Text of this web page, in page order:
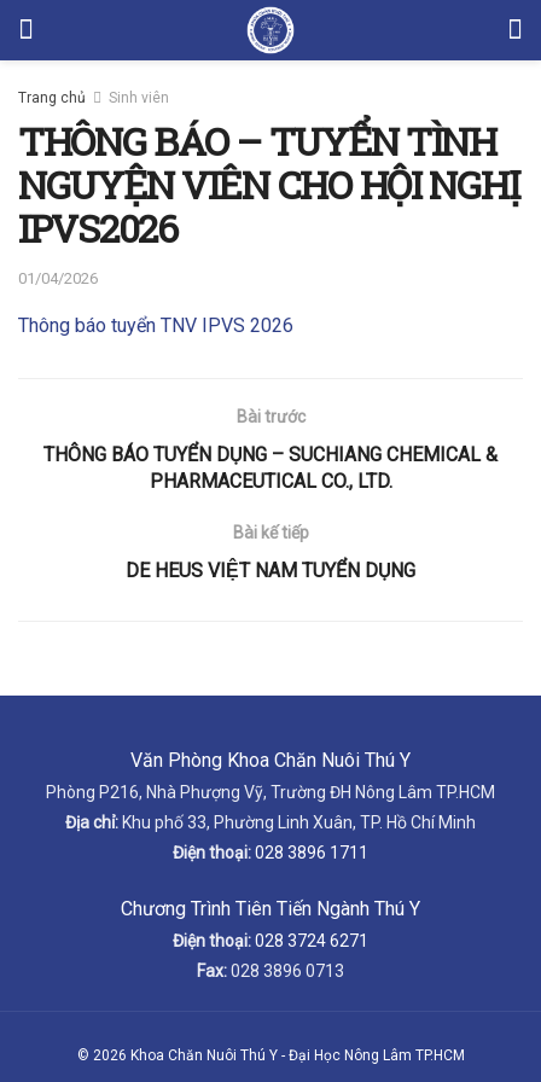
Trang chủ Sinh viên
THÔNG BÁO – TUYỂN TÌNH
NGUYỆN VIÊN CHO HỘI NGHỊ
IPVS2026
01/04/2026
Thông báo tuyển TNV IPVS 2026
Bài trước
THÔNG BÁO TUYỂN DỤNG – SUCHIANG CHEMICAL &
PHARMACEUTICAL CO., LTD.
Bài kế tiếp
DE HEUS VIỆT NAM TUYỂN DỤNG
Văn Phòng Khoa Chăn Nuôi Thú Y
Phòng P216, Nhà Phượng Vỹ, Trường ĐH Nông Lâm TP.HCM
Địa chỉ: Khu phố 33, Phường Linh Xuân, TP. Hồ Chí Minh
Điện thoại:028 3896 1711
Chương Trình Tiên Tiến Ngành Thú Y
Điện thoại:028 3724 6271
Fax:028 3896 0713
© 2026 Khoa Chăn Nuôi Thú Y - Đại Học Nông Lâm TP.HCM